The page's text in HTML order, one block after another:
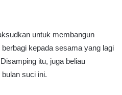
untuk membangun
kepada sesama yang lagi
itu, juga beliau
suci ini.